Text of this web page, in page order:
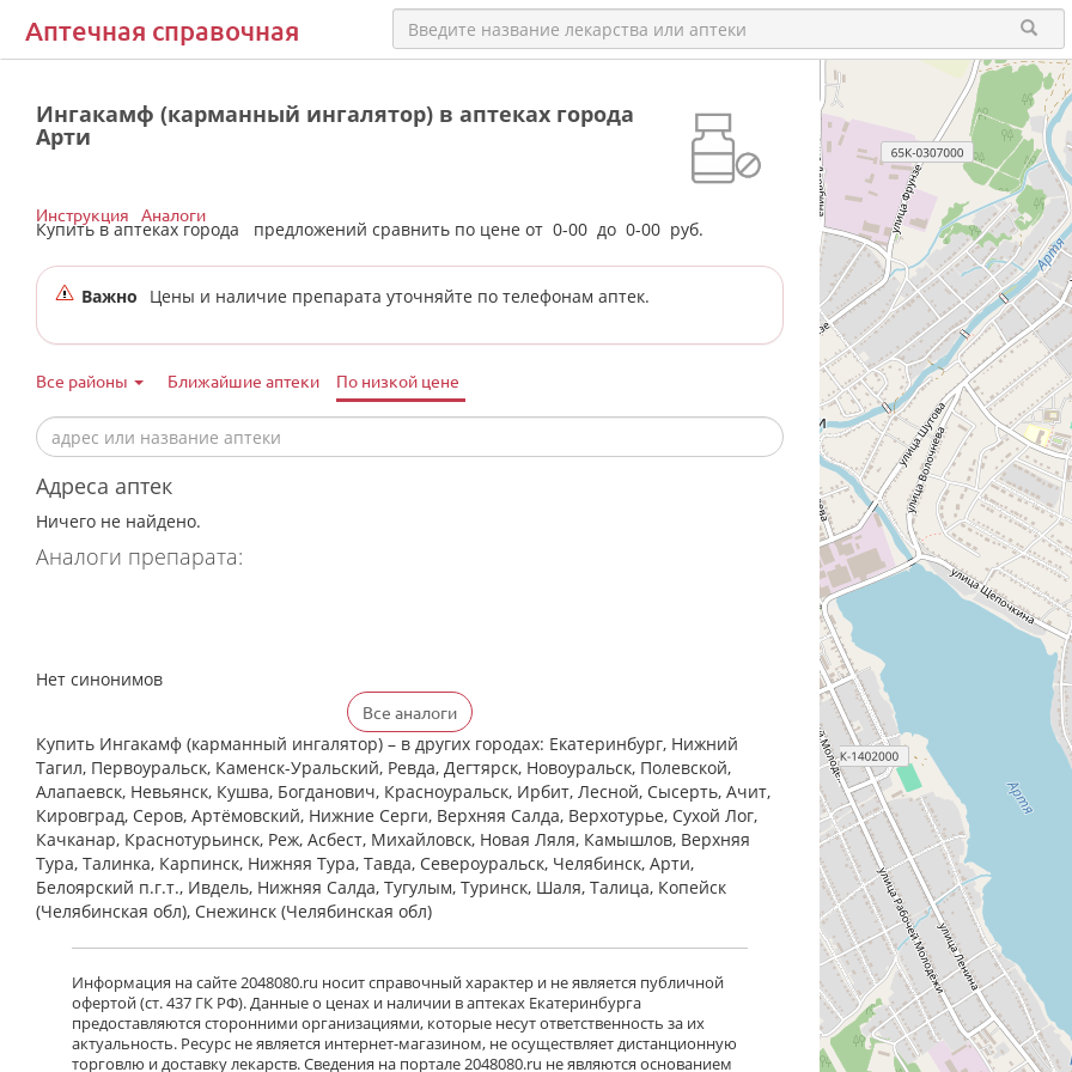
Аптечная справочная
Ингакамф (карманный ингалятор) в аптеках города
Арти
Купить в аптеках города предложений сравнить по цене от 0-00 до 0-00 руб.
Инструкция Аналоги
Важно Цены и наличие препарата уточняйте по телефонам аптек.
Все районы Ближайшие аптеки По низкой цене
Адреса аптек
Ничего не найдено.
Аналоги препарата:
Нет синонимов
Все аналоги
Купить Ингакамф (карманный ингалятор) – в других городах: Екатеринбург, Нижний
Тагил, Первоуральск, Каменск-Уральский, Ревда, Дегтярск, Новоуральск, Полевской,
Алапаевск, Невьянск, Кушва, Богданович, Красноуральск, Ирбит, Лесной, Сысерть, Ачит,
Кировград, Серов, Артёмовский, Нижние Cерги, Верхняя Салда, Верхотурье, Сухой Лог,
Качканар, Краснотурьинск, Реж, Асбест, Михайловск, Новая Ляля, Камышлов, Верхняя
Тура, Талинка, Карпинск, Нижняя Тура, Тавда, Североуральск, Челябинск, Арти,
Белоярский п.г.т., Ивдель, Нижняя Салда, Тугулым, Туринск, Шаля, Талица, Копейск
(Челябинская обл), Снежинск (Челябинская обл)
Информация на сайте 2048080.ru носит справочный характер и не является публичной
офертой (ст. 437 ГК РФ). Данные о ценах и наличии в аптеках Екатеринбурга
предоставляются сторонними организациями, которые несут ответственность за их
актуальность. Ресурс не является интернет-магазином, не осуществляет дистанционную
торговлю и доставку лекарств. Сведения на портале 2048080.ru не являются основанием